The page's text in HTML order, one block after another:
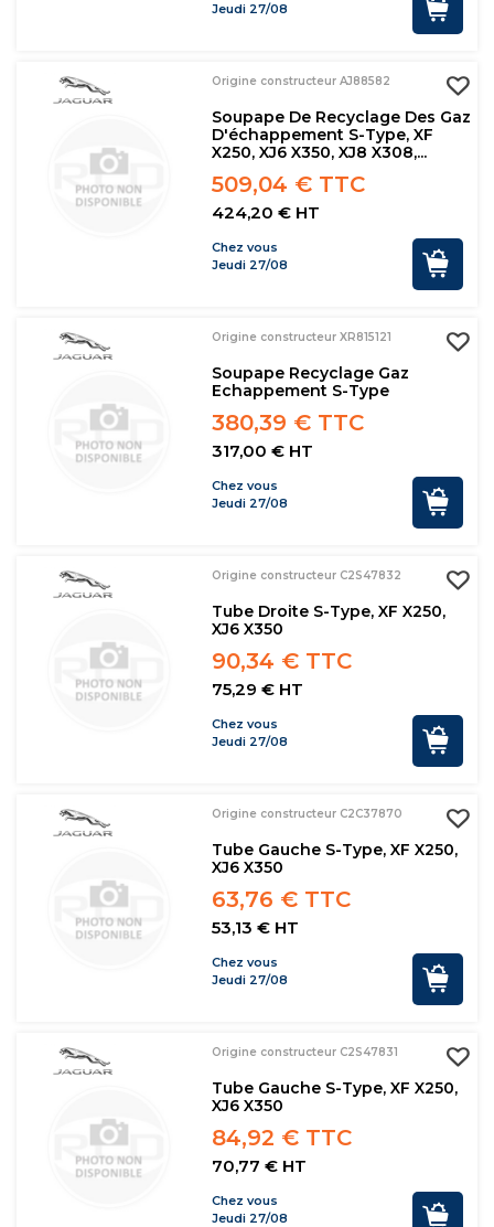
Jeudi 27/08
Origine constructeur AJ88582
Soupape De Recyclage Des Gaz
D'échappement S-Type, XF
X250, XJ6 X350, XJ8 X308,...
509,04 € TTC
424,20 € HT
Chez vous
Jeudi 27/08
Origine constructeur XR815121
Soupape Recyclage Gaz
Echappement S-Type
380,39 € TTC
317,00 € HT
Chez vous
Jeudi 27/08
Origine constructeur C2S47832
Tube Droite S-Type, XF X250,
XJ6 X350
90,34 € TTC
75,29 € HT
Chez vous
Jeudi 27/08
Origine constructeur C2C37870
Tube Gauche S-Type, XF X250,
XJ6 X350
63,76 € TTC
53,13 € HT
Chez vous
Jeudi 27/08
Origine constructeur C2S47831
Tube Gauche S-Type, XF X250,
XJ6 X350
84,92 € TTC
70,77 € HT
Chez vous
Jeudi 27/08